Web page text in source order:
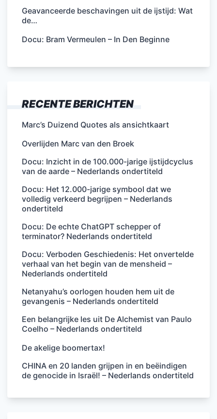
Geavanceerde beschavingen uit de ijstijd: Wat
de…
Docu: Bram Vermeulen – In Den Beginne
RECENTE BERICHTEN
Marc’s Duizend Quotes als ansichtkaart
Overlijden Marc van den Broek
Docu: Inzicht in de 100.000-jarige ijstijdcyclus
van de aarde – Nederlands ondertiteld
Docu: Het 12.000-jarige symbool dat we
volledig verkeerd begrijpen – Nederlands
ondertiteld
Docu: De echte ChatGPT schepper of
terminator? Nederlands ondertiteld
Docu: Verboden Geschiedenis: Het onvertelde
verhaal van het begin van de mensheid –
Nederlands ondertiteld
Netanyahu’s oorlogen houden hem uit de
gevangenis – Nederlands ondertiteld
Een belangrijke les uit De Alchemist van Paulo
Coelho – Nederlands ondertiteld
De akelige boomertax!
CHINA en 20 landen grijpen in en beëindigen
de genocide in Israël! – Nederlands ondertiteld